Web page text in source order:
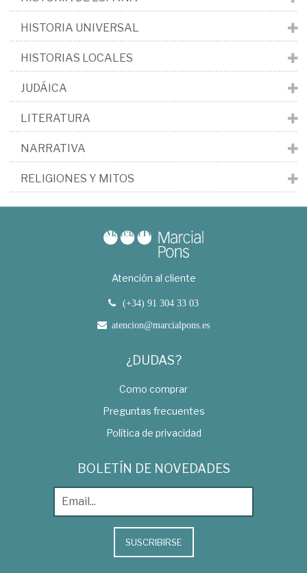
HISTORIA UNIVERSAL
HISTORIAS LOCALES
JUDÁICA
LITERATURA
NARRATIVA
RELIGIONES Y MITOS
Atención al cliente
(+34) 91 304 33 03
atencion@marcialpons.es
¿DUDAS?
Como comprar
Preguntas frecuentes
Política de privacidad
BOLETÍN DE NOVEDADES
SUSCRIBIRSE